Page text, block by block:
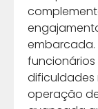
embarcada.
funcionários
operação